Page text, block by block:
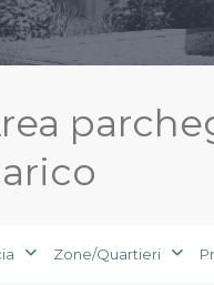
Zone/Quartieri